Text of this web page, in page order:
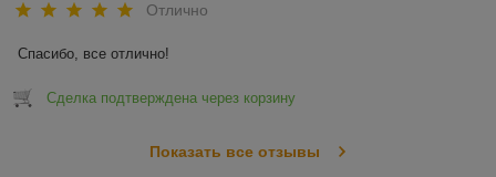
Отлично
Спасибо, все отлично!
Сделка подтверждена через корзину
Показать все отзывы